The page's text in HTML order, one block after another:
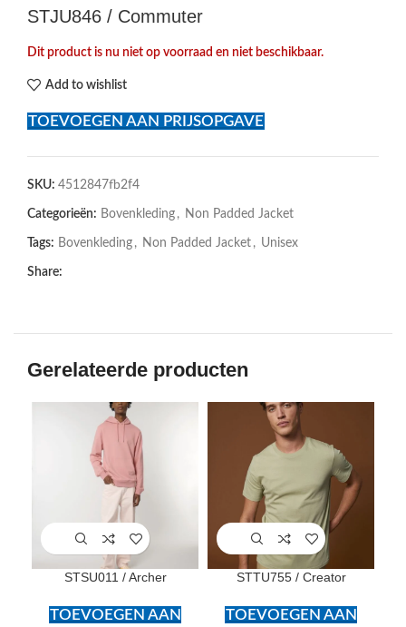
STJU846 / Commuter
Dit product is nu niet op voorraad en niet beschikbaar.
Add to wishlist
TOEVOEGEN AAN PRIJSOPGAVE
SKU: 4512847fb2f4
Categorieën: Bovenkleding , Non Padded Jacket
Tags: Bovenkleding , Non Padded Jacket , Unisex
Share:
Gerelateerde producten
STSU011 / Archer
TOEVOEGEN AAN
STTU755 / Creator
TOEVOEGEN AAN